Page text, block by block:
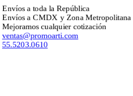
a toda la República
a CMDX y Zona Metropolitana
cualquier cotización